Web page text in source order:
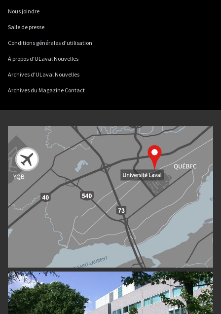
Nous joindre
Salle de presse
Conditions générales d'utilisation
À propos d'ULaval Nouvelles
Archives d'ULaval Nouvelles
Archives du Magazine Contact